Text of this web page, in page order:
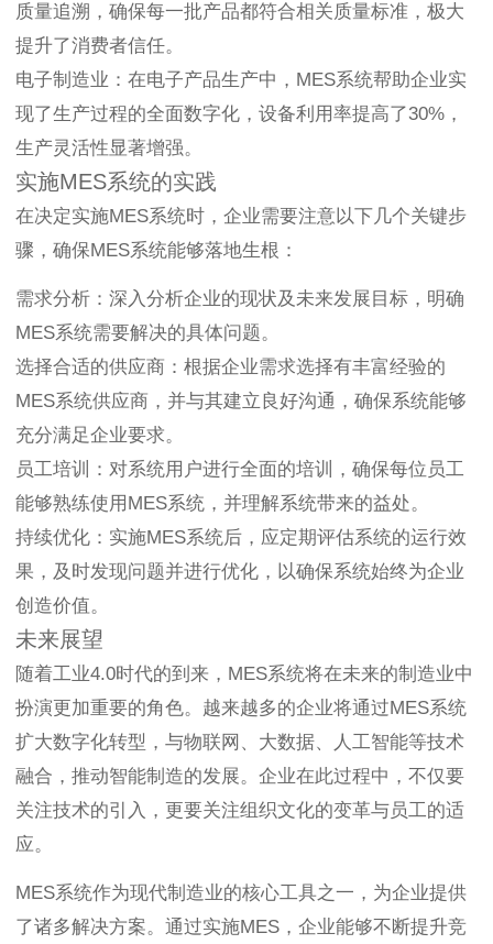
质量追溯，确保每一批产品都符合相关质量标准，极大
提升了消费者信任。
电子制造业：在电子产品生产中，MES系统帮助企业实
现了生产过程的全面数字化，设备利用率提高了30%，
生产灵活性显著增强。
实施MES系统的实践
在决定实施MES系统时，企业需要注意以下几个关键步
骤，确保MES系统能够落地生根：
需求分析：深入分析企业的现状及未来发展目标，明确
MES系统需要解决的具体问题。
选择合适的供应商：根据企业需求选择有丰富经验的
MES系统供应商，并与其建立良好沟通，确保系统能够
充分满足企业要求。
员工培训：对系统用户进行全面的培训，确保每位员工
能够熟练使用MES系统，并理解系统带来的益处。
持续优化：实施MES系统后，应定期评估系统的运行效
果，及时发现问题并进行优化，以确保系统始终为企业
创造价值。
未来展望
随着工业4.0时代的到来，MES系统将在未来的制造业中
扮演更加重要的角色。越来越多的企业将通过MES系统
扩大数字化转型，与物联网、大数据、人工智能等技术
融合，推动智能制造的发展。企业在此过程中，不仅要
关注技术的引入，更要关注组织文化的变革与员工的适
应。
MES系统作为现代制造业的核心工具之一，为企业提供
了诸多解决方案。通过实施MES，企业能够不断提升竞